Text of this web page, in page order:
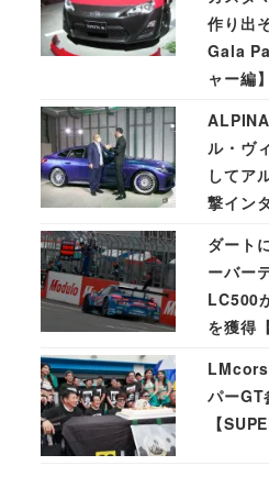
作り出
Gala
ャー編】
ル・ヴ
してア
撃イン
ダート
ーバー
LC500
を獲得
パーGT
【